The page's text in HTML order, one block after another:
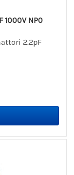
1000V NP0
2.2pF